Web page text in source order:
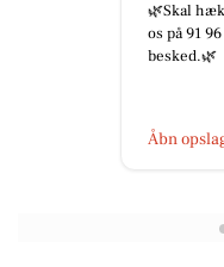
🌿Skal
os på 91
besked.🌿
Åbn